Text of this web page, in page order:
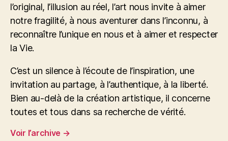
l’original, l’illusion au réel, l’art nous invite à aimer
notre fragilité, à nous aventurer dans l’inconnu, à
reconnaître l’unique en nous et à aimer et respecter
la Vie.
C’est un silence à l’écoute de l’inspiration, une
invitation au partage, à l’authentique, à la liberté.
Bien au-delà de la création artistique, il concerne
toutes et tous dans sa recherche de vérité.
Voir l’archive →